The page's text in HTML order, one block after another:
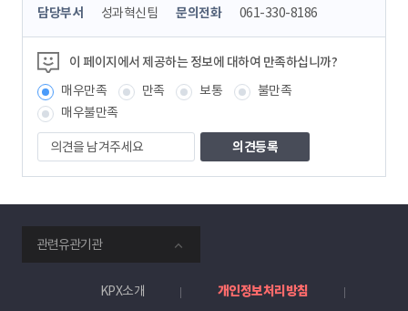
콘
츠
정
보
책
임
자
담당부서 성과혁신팀 문의전화 061-330-8186
이 페이지에서 제공하는 정보에 대하여 만족하십니까?
매우만족
만족 보통
불만족
매우불만족
의
견
을
겨
주
세
요
관련유관기관
KPX소개
개인정보처리방침